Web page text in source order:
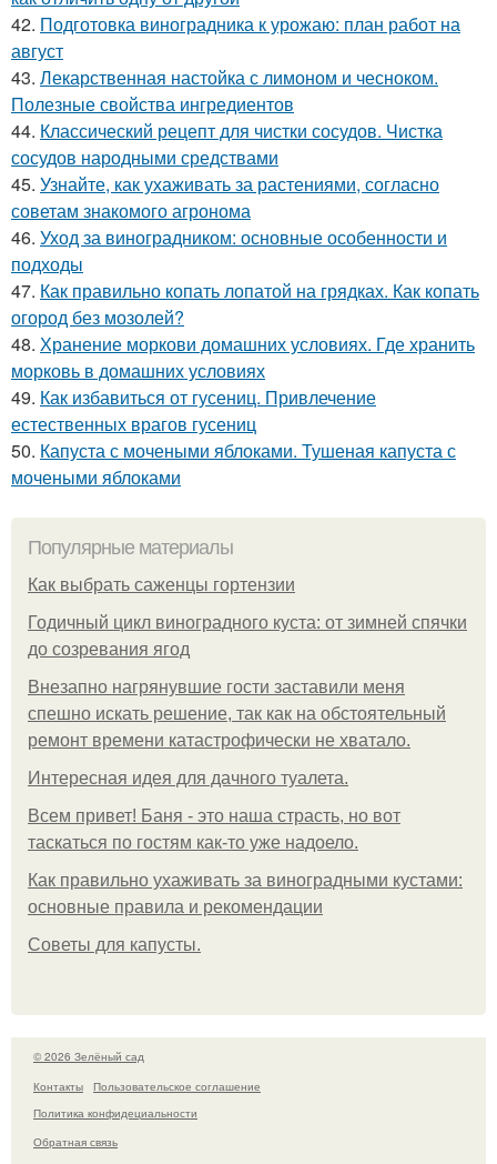
42. Подготовка виноградника к урожаю: план работ на
август
43. Лекарственная настойка с лимоном и чесноком.
Полезные свойства ингредиентов
44. Классический рецепт для чистки сосудов. Чистка
сосудов народными средствами
45. Узнайте, как ухаживать за растениями, согласно
советам знакомого агронома
46. Уход за виноградником: основные особенности и
подходы
47. Как правильно копать лопатой на грядках. Как копать
огород без мозолей?
48. Хранение моркови домашних условиях. Где хранить
морковь в домашних условиях
49. Как избавиться от гусениц. Привлечение
естественных врагов гусениц
50. Капуста с мочеными яблоками. Тушеная капуста с
мочеными яблоками
Популярные материалы
Как выбрать саженцы гортензии
Годичный цикл виноградного куста: от зимней спячки
до созревания ягод
Внезапно нагрянувшие гости заставили меня
спешно искать решение, так как на обстоятельный
ремонт времени катастрофически не хватало.
Интересная идея для дачного туалета.
Всем привет! Баня - это наша страсть, но вот
таскаться по гостям как-то уже надоело.
Как правильно ухаживать за виноградными кустами:
основные правила и рекомендации
Советы для капусты.
© 2026 Зелёный сад
Контакты
Пользовательское соглашение
Политика конфидециальности
Обратная связь